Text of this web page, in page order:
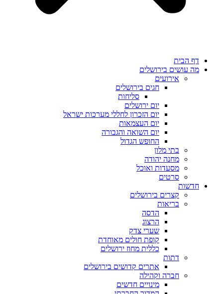
דף הבית
מה עושים בירושלים
אירועים
חגים בירושלים
סליחות
יום ירושלים
יום הזכרון לחללי מערכות ישראל
יום העצמאות
יום השואה והגבורה
החופש הגדול
בתי מלון
מחנה יהודה
מסעדות ואוכל
סרטים
חדשות
קצרים בירושלים
בריאות
הדסה
הרצוג
שערי צדק
קופת חולים מאוחדת
כללית מחוז ירושלים
דתות
אתרים קדושים בירושלים
חברה וקהילה
מינויים חדשים